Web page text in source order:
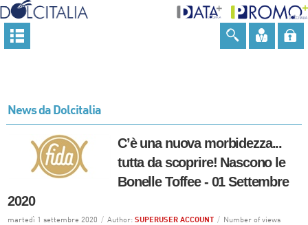
News da Dolcitalia
C’è una nuova morbidezza...
tutta da scoprire! Nascono le
Bonelle Toffee - 01 Settembre
2020
martedì 1 settembre 2020 / Author: SUPERUSER ACCOUNT /
Number of views